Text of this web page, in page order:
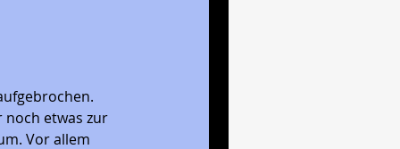
noch etwas zur
Vor allem